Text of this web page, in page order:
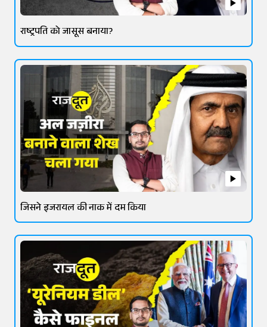
राष्ट्रपति को जासूस बनाया?
जिसने इजरायल की नाक में दम किया